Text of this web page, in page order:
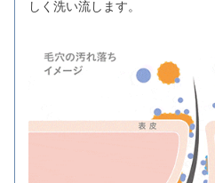
しく洗い流します。